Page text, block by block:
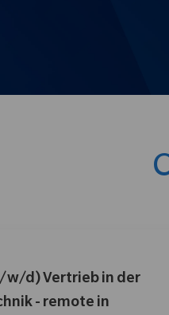
w/d) Vertrieb in der
- remote in